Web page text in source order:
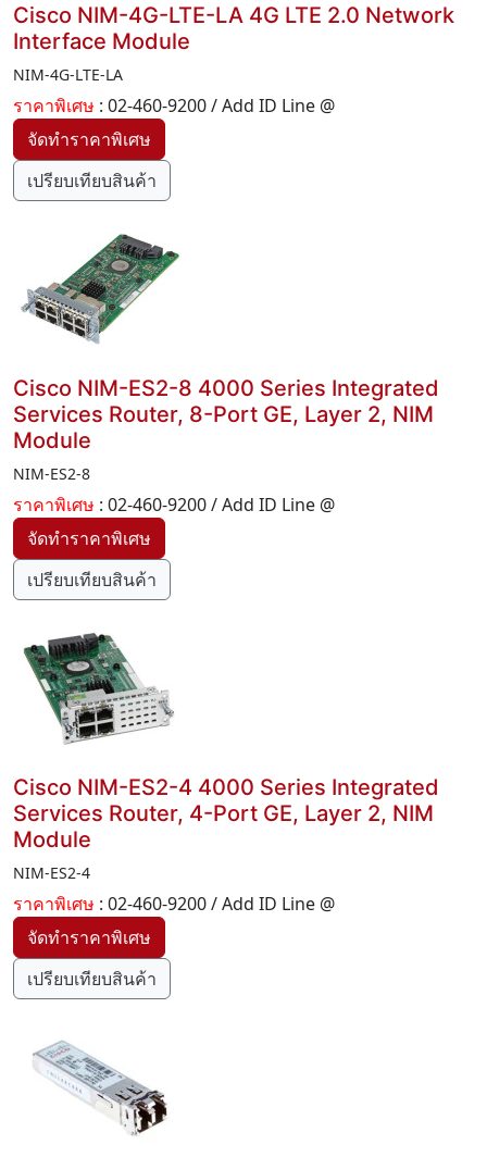
Cisco NIM-4G-LTE-LA 4G LTE 2.0 Network
Interface Module
NIM-4G-LTE-LA
ราคาพิเศษ : 02-460-9200 / Add ID Line @
เปรียบเทียบสินค้า
Cisco NIM-ES2-8 4000 Series Integrated
Services Router, 8-Port GE, Layer 2, NIM
Module
NIM-ES2-8
ราคาพิเศษ : 02-460-9200 / Add ID Line @
เปรียบเทียบสินค้า
Cisco NIM-ES2-4 4000 Series Integrated
Services Router, 4-Port GE, Layer 2, NIM
Module
NIM-ES2-4
ราคาพิเศษ : 02-460-9200 / Add ID Line @
เปรียบเทียบสินค้า